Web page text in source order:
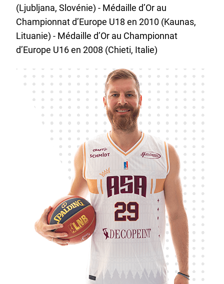
(Ljubljana, Slovénie) - Médaille d’Or au
Championnat d’Europe U18 en 2010 (Kaunas,
Lituanie) - Médaille d’Or au Championnat
d’Europe U16 en 2008 (Chieti, Italie)